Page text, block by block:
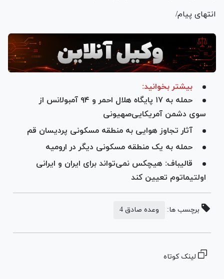
انتهای پیام/
بیشتر بخوانید:
حمله به ۱۷ پایگاه هلال احمر و ۹۴ آمبولانس از
سوی دشمن آمریکایی‌صهیونی
آثار تجاوز هوایی به منطقه مسکونی پردیسان قم
حمله به یک منطقه مسکونی دیگر در ارومیه
قالیباف: هیچکس نمی‌تواند برای ایران و ایرانی
اولتیماتوم تعیین کند
برچسب ها: وعده صادق 4
لینک کوتاه